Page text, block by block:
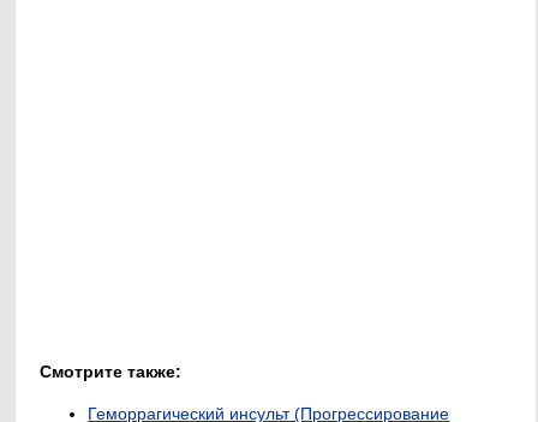
Смотрите также:
Геморрагический инсульт (Прогрессирование